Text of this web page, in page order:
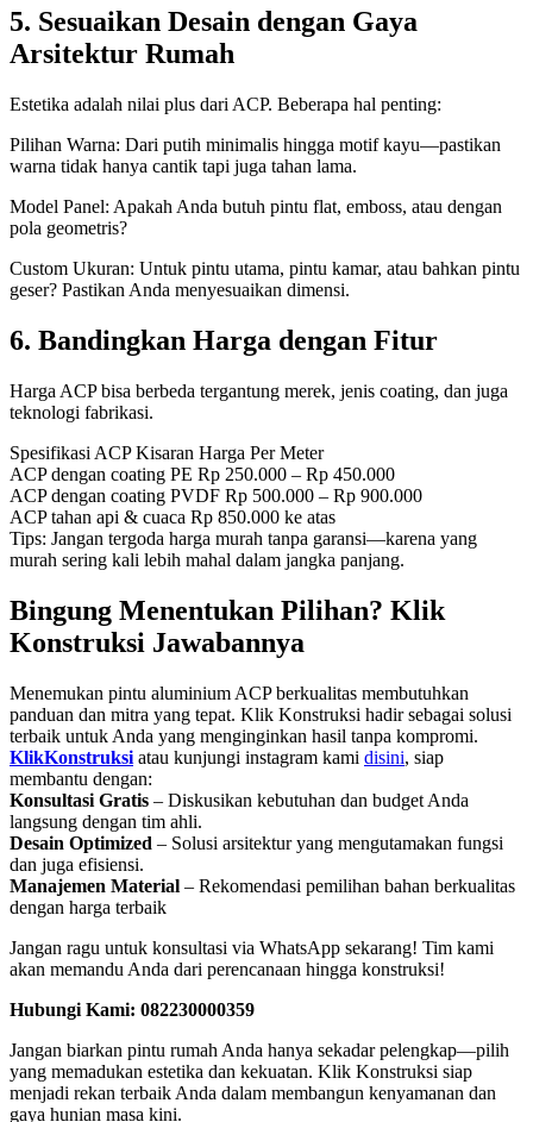
5. Sesuaikan Desain dengan Gaya
Arsitektur Rumah
Estetika adalah nilai plus dari ACP. Beberapa hal penting:
Pilihan Warna: Dari putih minimalis hingga motif kayu—pastikan
warna tidak hanya cantik tapi juga tahan lama.
Model Panel: Apakah Anda butuh pintu flat, emboss, atau dengan
pola geometris?
Custom Ukuran: Untuk pintu utama, pintu kamar, atau bahkan pintu
geser? Pastikan Anda menyesuaikan dimensi.
6. Bandingkan Harga dengan Fitur
Harga ACP bisa berbeda tergantung merek, jenis coating, dan juga
teknologi fabrikasi.
Spesifikasi ACP Kisaran Harga Per Meter
ACP dengan coating PE Rp 250.000 – Rp 450.000
ACP dengan coating PVDF Rp 500.000 – Rp 900.000
ACP tahan api & cuaca Rp 850.000 ke atas
Tips: Jangan tergoda harga murah tanpa garansi—karena yang
murah sering kali lebih mahal dalam jangka panjang.
Bingung Menentukan Pilihan? Klik
Konstruksi Jawabannya
Menemukan pintu aluminium ACP berkualitas membutuhkan
panduan dan mitra yang tepat. Klik Konstruksi hadir sebagai solusi
terbaik untuk Anda yang menginginkan hasil tanpa kompromi.
KlikKonstruksi atau kunjungi instagram kami disini, siap
membantu dengan:
Konsultasi Gratis – Diskusikan kebutuhan dan budget Anda
langsung dengan tim ahli.
Desain Optimized – Solusi arsitektur yang mengutamakan fungsi
dan juga efisiensi.
Manajemen Material – Rekomendasi pemilihan bahan berkualitas
dengan harga terbaik
Jangan ragu untuk konsultasi via WhatsApp sekarang! Tim kami
akan memandu Anda dari perencanaan hingga konstruksi!
Hubungi Kami: 082230000359
Jangan biarkan pintu rumah Anda hanya sekadar pelengkap—pilih
yang memadukan estetika dan kekuatan. Klik Konstruksi siap
menjadi rekan terbaik Anda dalam membangun kenyamanan dan
gaya hunian masa kini.